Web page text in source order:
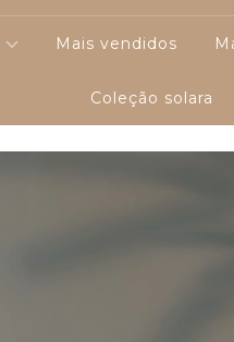
Mais vendidos
Coleção solara